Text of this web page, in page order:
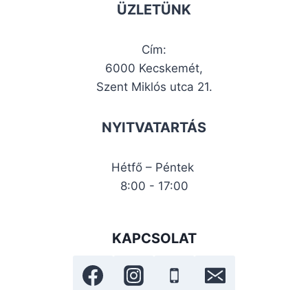
ÜZLETÜNK
Cím:
6000 Kecskemét,
Szent Miklós utca 21.
NYITVATARTÁS
Hétfő – Péntek
8:00 - 17:00
KAPCSOLAT